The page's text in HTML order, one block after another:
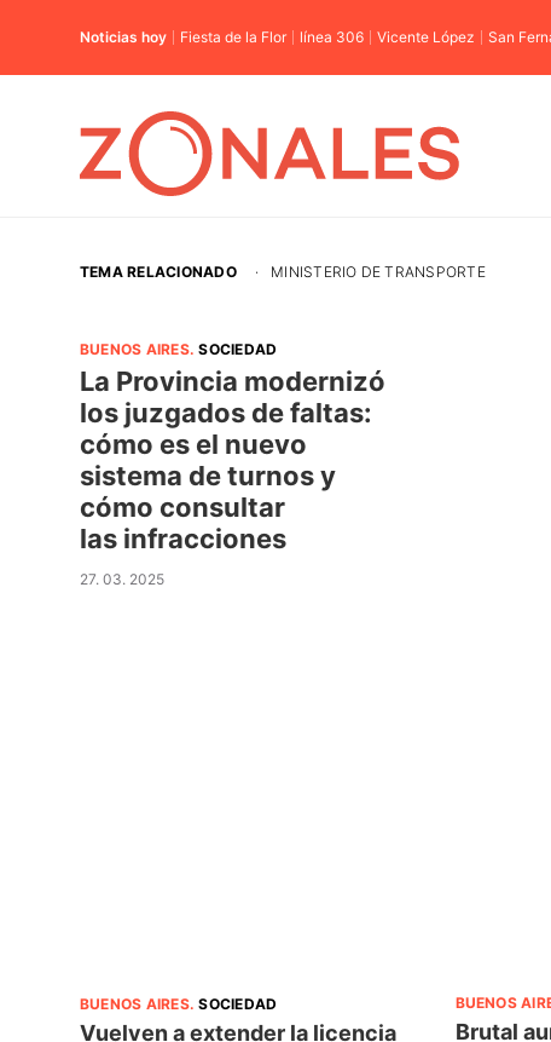
Noticias hoy Fiesta de la Flor línea 306 Vicente López San
TEMA RELACIONADO · MINISTERIO DE TRANSPORTE
BUENOS AIRES.SOCIEDAD
La Provincia modernizó
los juzgados de faltas:
cómo es el nuevo
sistema de turnos y
cómo consultar
las infracciones
27. 03. 2025
BUENOS AIRES.SOCIEDAD
Vuelven a extender la licencia
BUENOS
Brutal